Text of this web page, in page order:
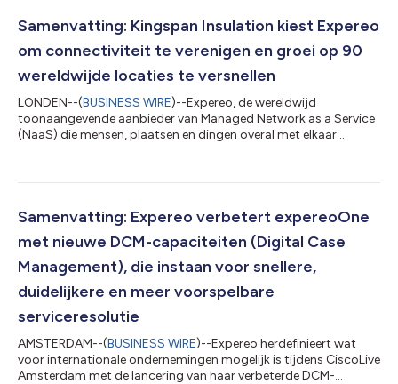
hinken achterop wat gedisciplineerde ROI-beoordeling betreft,
Samenvatting: Kingspan Insulation kiest Expereo
om connectiviteit te verenigen en groei op 90
wereldwijde locaties te versnellen
LONDEN--(BUSINESS WIRE)--Expereo, de wereldwijd
toonaangevende aanbieder van Managed Network as a Service
(NaaS) die mensen, plaatsen en dingen overal met elkaar
isolatieproducten en -systemen, Expereo heeft gekozen om
connectiviteitsoplossing te leveren. Met de oplossing van
Expereo kan Kingspan Insulation zijn complexe netwer...
Samenvatting: Expereo verbetert expereoOne
met nieuwe DCM-capaciteiten (Digital Case
Management), die instaan voor snellere,
duidelijkere en meer voorspelbare
serviceresolutie
AMSTERDAM--(BUSINESS WIRE)--Expereo herdefinieert wat
voor internationale ondernemingen mogelijk is tijdens CiscoLive
Amsterdam met de lancering van haar verbeterde DCM-